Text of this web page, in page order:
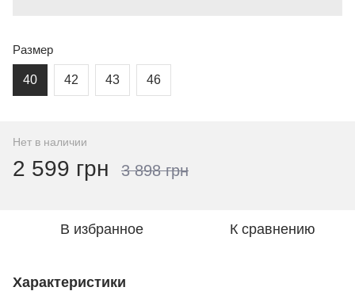
Размер
40 42 43 46
Нет в наличии
2 599 грн 3 898 грн
В избранное К сравнению
Характеристики